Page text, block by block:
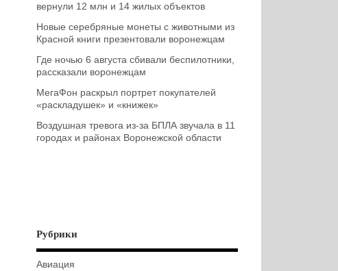
вернули 12 млн и 14 жилых объектов
Новые серебряные монеты с животными из
Красной книги презентовали воронежцам
Где ночью 6 августа сбивали беспилотники,
рассказали воронежцам
МегаФон раскрыл портрет покупателей
«раскладушек» и «книжек»
Воздушная тревога из-за БПЛА звучала в 11
городах и районах Воронежской области
Рубрики
Авиация